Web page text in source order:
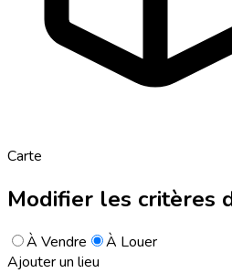
Carte
Modifier les critères
À Vendre
À Louer
Ajouter un lieu